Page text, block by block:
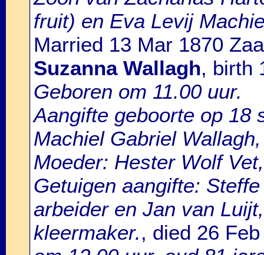
fruit) en Eva Levij
Married 13 Mar 1870
Suzanna Wallagh, birth
Geboren om 11.00 uur.
Aangifte geboorte op 18
Machiel Gabriel
Moeder: Hester Wolf
Getuigen aangifte:
arbeider en Jan van
kleermaker., died 26